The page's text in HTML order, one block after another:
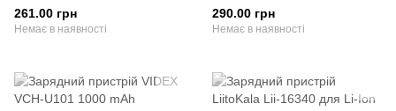
261.00 грн
Немає в наявності
290.00 грн
Немає в наявності